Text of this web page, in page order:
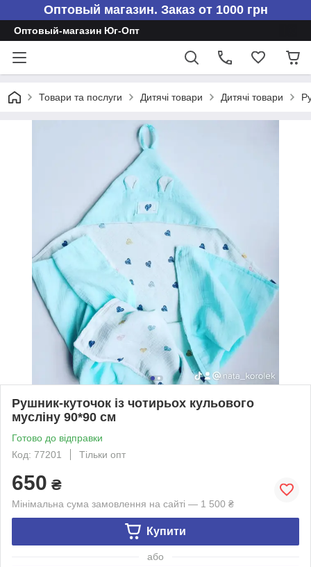
Оптовый магазин. Заказ от 1000 грн
Оптовый-магазин Юг-Опт
Товари та послуги Дитячі товари Дитячі товари
Рушник-куточок із чотирьох кульового
мусліну 90*90 см
Готово до відправки
Код: 77201
Тільки опт
650 ₴
Мінімальна сума замовлення на сайті — 1 500 ₴
Купити
або